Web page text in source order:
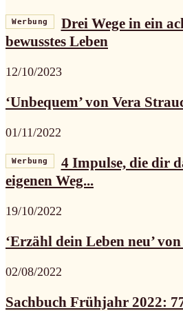
Werbung
Drei Wege in ein
bewusstes Leben
12/10/2023
‘Unbequem’ von Vera
01/11/2022
Werbung
4 Impulse, die dir
eigenen Weg...
19/10/2022
‘Erzähl dein Leben neu’
02/08/2022
Sachbuch Frühjahr 2022: